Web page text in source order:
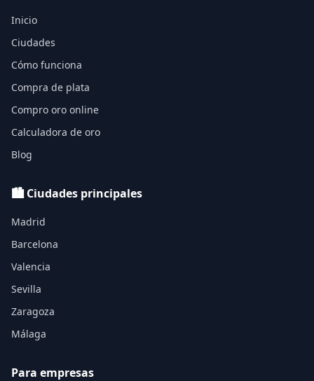
Inicio
Ciudades
Cómo funciona
Compra de plata
Compro oro online
Calculadora de oro
Blog
🏙️ Ciudades principales
Madrid
Barcelona
Valencia
Sevilla
Zaragoza
Málaga
Para empresas